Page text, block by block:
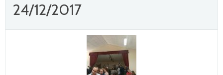
24/12/2017